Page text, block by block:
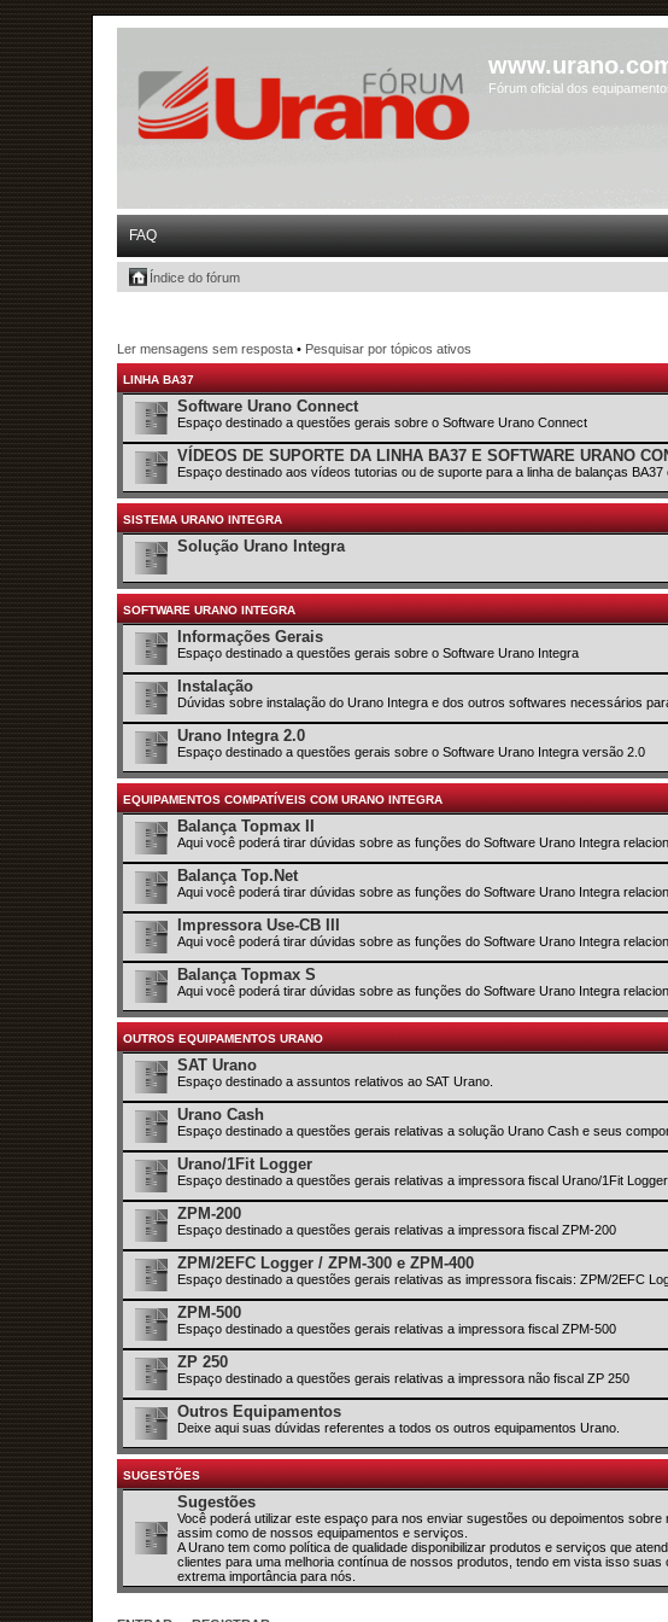
Fórum oficial dos
FAQ
Índice do fórum
Ler mensagens sem resposta • Pesquisar por tópicos ativos
LINHA BA37
Software Urano Connect
Espaço destinado a questões gerais sobre o Software Urano Connect
VÍDEOS DE SUPORTE DA LINHA BA37 E SOFTWARE URANO
Espaço destinado aos vídeos tutorias ou de suporte para a linha de balanças BA37
SISTEMA URANO INTEGRA
Solução Urano Integra
SOFTWARE URANO INTEGRA
Informações Gerais
Espaço destinado a questões gerais sobre o Software Urano Integra
Instalação
Dúvidas sobre instalação do Urano Integra e dos outros softwares necessários
Urano Integra 2.0
Espaço destinado a questões gerais sobre o Software Urano Integra versão 2.0
EQUIPAMENTOS COMPATÍVEIS COM URANO INTEGRA
Balança Topmax II
Aqui você poderá tirar dúvidas sobre as funções do Software Urano Integra
Balança Top.Net
Aqui você poderá tirar dúvidas sobre as funções do Software Urano Integra
Impressora Use-CB III
Aqui você poderá tirar dúvidas sobre as funções do Software Urano Integra
Balança Topmax S
Aqui você poderá tirar dúvidas sobre as funções do Software Urano Integra
OUTROS EQUIPAMENTOS URANO
SAT Urano
Espaço destinado a assuntos relativos ao SAT Urano.
Urano Cash
Espaço destinado a questões gerais relativas a solução Urano Cash e seus
Urano/1Fit Logger
Espaço destinado a questões gerais relativas a impressora fiscal Urano/1Fit Logger
ZPM-200
Espaço destinado a questões gerais relativas a impressora fiscal ZPM-200
ZPM/2EFC Logger / ZPM-300 e ZPM-400
Espaço destinado a questões gerais relativas as impressora fiscais: ZPM/2EFC
ZPM-500
Espaço destinado a questões gerais relativas a impressora fiscal ZPM-500
ZP 250
Espaço destinado a questões gerais relativas a impressora não fiscal ZP 250
Outros Equipamentos
Deixe aqui suas dúvidas referentes a todos os outros equipamentos Urano.
SUGESTÕES
Sugestões
Você poderá utilizar este espaço para nos enviar sugestões ou depoimentos
assim como de nossos equipamentos e serviços.
A Urano tem como política de qualidade disponibilizar produtos e serviços que
clientes para uma melhoria contínua de nossos produtos, tendo em vista isso suas
extrema importância para nós.